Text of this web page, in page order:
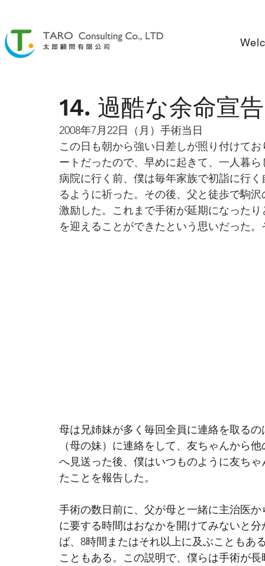
14. 過酷な余命宣告
2008年7月22日（月）手術当日
この日も朝から強い日差しが照り付けて
ートだったので、早めに起きて、一人暮
病院に行く前、僕は毎年家族で初詣に行
るように祈った。その後、父と徒歩で駒
激励した。これまで手術が延期になった
を迎えることができたという思いだった
母は兄姉妹が多く毎回全員に連絡を取る
（母の妹）に連絡をして、友ちゃんから
へ見送った後、僕はいつものように友ち
たことを報告した。
手術の数日前に、父が母と一緒に主治医
に要する時間はおなかを開けてみないと
ば、8時間またはそれ以上に及ぶこともあ
こともある。この説明で、僕らは手術が